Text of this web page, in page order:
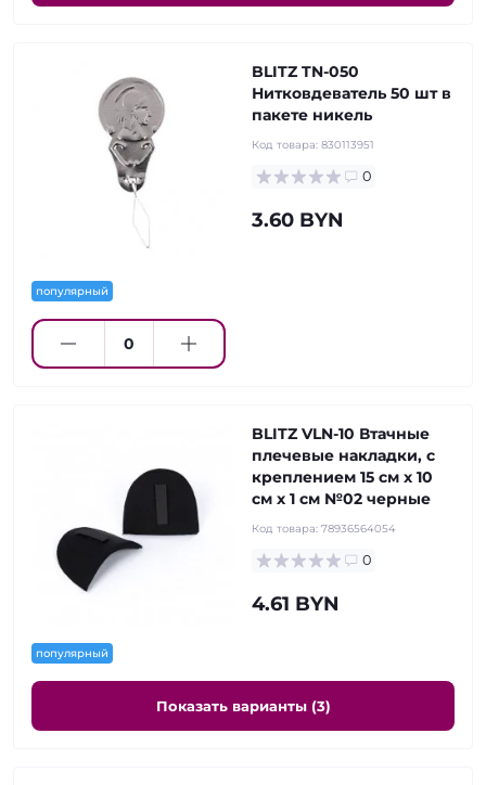
популярный
BLITZ TN-050
Нитковдеватель 50 шт в
пакете никель
Код товара: 830113951
0
3.60 BYN
популярный
BLITZ VLN-10 Втачные
плечевые накладки, с
креплением 15 см х 10
см х 1 см №02 черные
Код товара: 78936564054
0
4.61 BYN
Показать варианты (3)